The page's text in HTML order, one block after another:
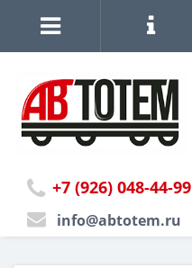
+7 (926) 048-44-99
info@abtotem.ru